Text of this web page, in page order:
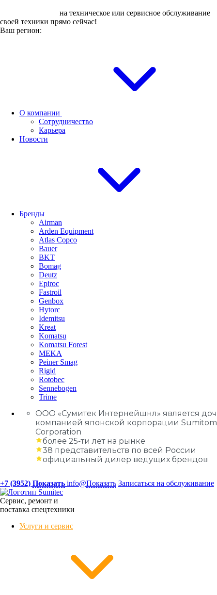
на техническое или сервисное обслуживание
своей техники прямо сейчас!
Ваш регион:
О компании
Сотрудничество
Карьера
Новости
Бренды
Airman
Arden Equipment
Atlas Сopco
Bauer
BKT
Bomag
Deutz
Epiroc
Fastroil
Genbox
Hytorc
Idemitsu
Kreat
Komatsu
Komatsu Forest
MEKA
Peiner Smag
Rigid
Rotobec
Sennebogen
Trime
ООО «Сумитек Интернейшнл» является
компанией японской корпорации
Corporation
более 25-ти лет на рынке
38 представительств по всей России
официальный дилер ведущих брендов
+7 (3952) Показать info@Показать Записаться на обслуживание
Сервис, ремонт и
поставка спецтехники
Услуги и сервис